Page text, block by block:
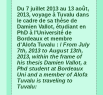
Du 7 juillet 2013 au 13 août,
2013, voyage à Tuvalu dans
le cadre de sa thèse de
Damien Vallot, étudiant en
PhD à l'Université de
Bordeaux et membre
d'Alofa Tuvalu : / From July
7th, 2013 to August 13th,
2013, within the frame of
his thesis Damien Vallot, a
Phd student at Bordeaux
Uni and a member of Alofa
Tuvalu is traveling to
Tuvalu: